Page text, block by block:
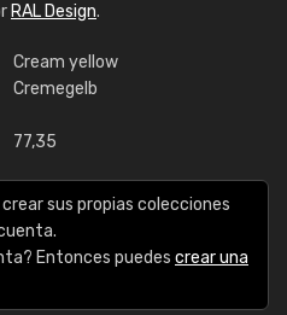
RAL Design.
Cream yellow
Cremegelb
77,35
sus propias colecciones
Entonces puedes crear una